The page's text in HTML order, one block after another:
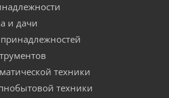
и дачи
принадлежностей
техники
техники